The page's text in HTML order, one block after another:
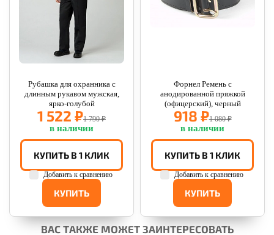
Рубашка для охранника с
длинным рукавом мужская,
ярко-голубой
1 522 ₽1 790 ₽
в наличии
КУПИТЬ
КУПИТЬ В 1 КЛИК
Добавить к сравнению
Форнел Ремень с
анодированной пряжкой
(офицерский), черный
918 ₽1 080 ₽
в наличии
КУПИТЬ
КУПИТЬ В 1 КЛИК
Добавить к сравнению
ВАС ТАКЖЕ МОЖЕТ ЗАИНТЕРЕСОВАТЬ